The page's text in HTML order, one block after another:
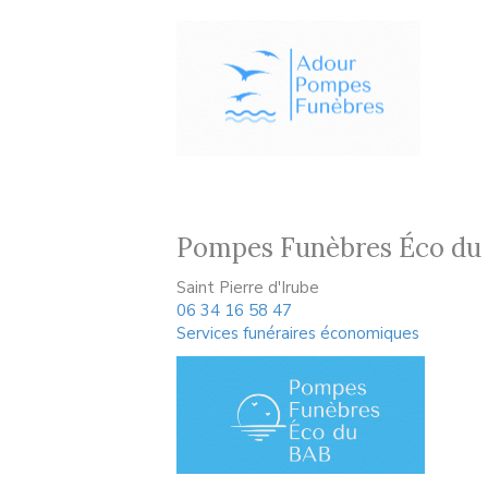
Pompes Funèbres Éco du
Saint Pierre d'Irube
06 34 16 58 47
Services funéraires économiques